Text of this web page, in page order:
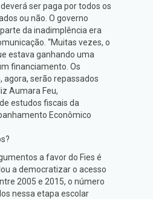
ser paga por todos os
ou não. O governo
da inadimplência era
“Muitas vezes, o
estava ganhando uma
financiamento. Os
agora, serão repassados
Aumara Feu,
estudos fiscais da
Econômico
a favor do Fies é
a democratizar o acesso
2005 e 2015, o número
nessa etapa escolar